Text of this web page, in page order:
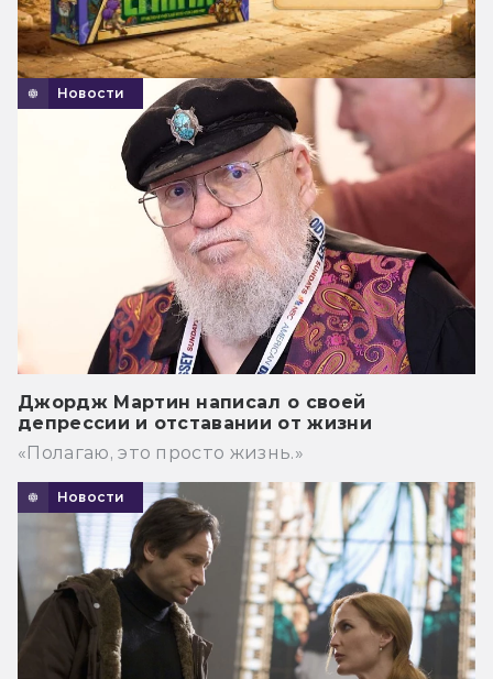
Новости
Джордж Мартин написал о своей
депрессии и отставании от жизни
«Полагаю, это просто жизнь.»
Новости